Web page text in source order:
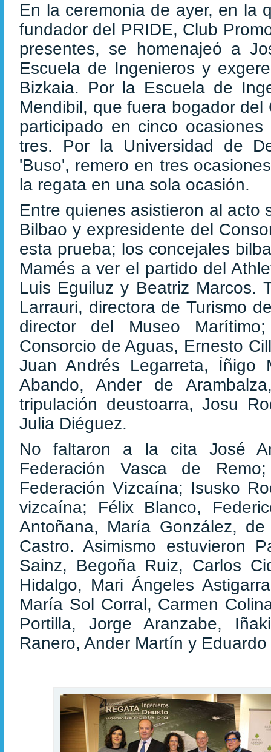
En la ceremonia de ayer, en la
fundador del PRIDE, Club
presentes, se homenajeó a
Escuela de Ingenieros y
Bizkaia. Por la Escuela de
Mendibil, que fuera bogador
participado en cinco
tres. Por la Universidad de
'Buso', remero en tres
la regata en una sola ocasión.
Entre quienes asistieron al acto
Bilbao y expresidente del
esta prueba; los concejales
Mamés a ver el partido del
Luis Eguiluz y Beatriz Marcos.
Larrauri, directora de Turismo
director del Museo
Consorcio de Aguas, Ernesto
Juan Andrés Legarreta,
Abando, Ander de
tripulación deustoarra, Josu
Julia Diéguez.
No faltaron a la cita José
Federación Vasca de
Federación Vizcaína; Isusko
vizcaína; Félix Blanco,
Antoñana, María González,
Castro. Asimismo estuvieron
Sainz, Begoña Ruiz, Carlos
Hidalgo, Mari Ángeles
María Sol Corral, Carmen
Portilla, Jorge Aranzabe,
Ranero, Ander Martín y